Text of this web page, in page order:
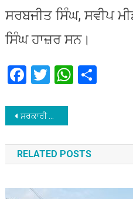
ਸਰਬਜੀਤ ਸਿੰਘ, ਸਵੀਪ
ਸਿੰਘ ਹਾਜ਼ਰ ਸਨ।
Facebook
TwitterShare
Post
navigation
ਸਰਕਾਰੀ ਕਾਲਜ ਗੁਰਦਾਸਪੁਰ ਵਿਖੇ ਗਣਿਤ ਵਿਸ਼ੇ ’ਤੇ ਵਿਸ਼ੇਸ਼ ਪ੍ਰਸਾਰ ਭਾਸ਼ਣ
RELATED POSTS